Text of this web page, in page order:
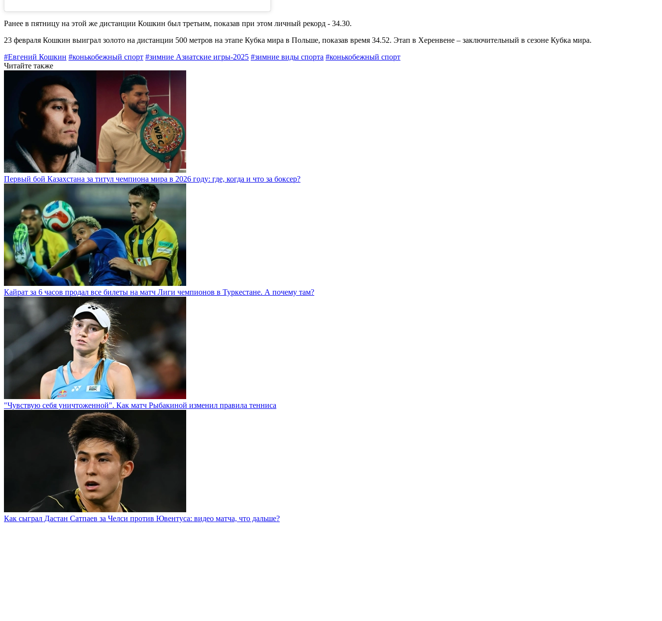
Ранее в пятницу на этой же дистанции Кошкин был третьим, показав при этом личный рекорд - 34.30.
23 февраля Кошкин выиграл золото на дистанции 500 метров на этапе Кубка мира в Польше, показав время 34.52. Этап в Херенвене – заключительный в сезоне Кубка мира.
#Евгений Кошкин #конькобежный спорт #зимние Азиатские игры-2025 #зимние виды спорта #конькобежный спорт
Читайте также
Первый бой Казахстана за титул чемпиона мира в 2026 году: где, когда и что за боксер?
Кайрат за 6 часов продал все билеты на матч Лиги чемпионов в Туркестане. А почему там?
"Чувствую себя уничтоженной". Как матч Рыбакиной изменил правила тенниса
Как сыграл Дастан Сатпаев за Челси против Ювентуса: видео матча, что дальше?